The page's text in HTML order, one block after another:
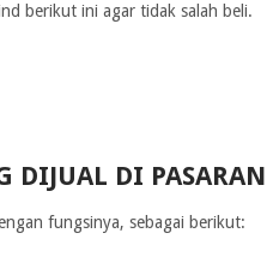
berikut ini agar tidak salah beli.
DIJUAL DI PASARAN
fungsinya, sebagai berikut: